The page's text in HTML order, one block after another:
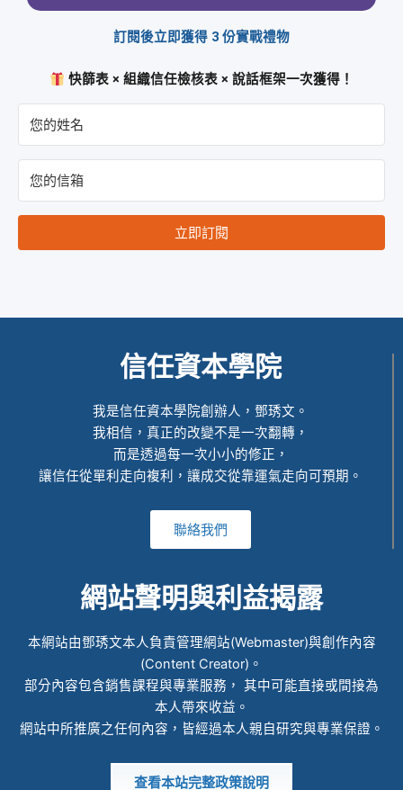
訂閱後立即獲得 3 份實戰禮物
快篩表 × 組織信任檢核表 × 說話框架一次獲得！
立即訂閱
信任資本學院
我是信任資本學院創辦人，鄧琇文。
我相信，真正的改變不是一次翻轉，
而是透過每一次小小的修正，
讓信任從單利走向複利，讓成交從靠運氣走向可預期。
聯絡我們
網站聲明與利益揭露
本網站由鄧琇文本人負責管理網站(Webmaster)與創作內容
(Content Creator)。
部分內容包含銷售課程與專業服務， 其中可能直接或間接為
本人帶來收益。
網站中所推廣之任何內容，皆經過本人親自研究與專業保證。
查看本站完整政策說明